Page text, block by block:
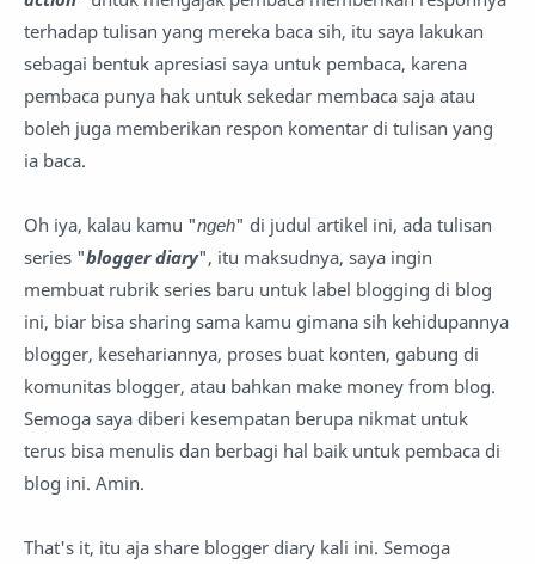
terhadap tulisan yang mereka baca sih, itu saya lakukan
sebagai bentuk apresiasi saya untuk pembaca, karena
pembaca punya hak untuk sekedar membaca saja atau
boleh juga memberikan respon komentar di tulisan yang
ia baca.
Oh iya, kalau kamu "ngeh" di judul artikel ini, ada tulisan
series "blogger diary", itu maksudnya, saya ingin
membuat rubrik series baru untuk label blogging di blog
ini, biar bisa sharing sama kamu gimana sih kehidupannya
blogger, kesehariannya, proses buat konten, gabung di
komunitas blogger, atau bahkan make money from blog.
Semoga saya diberi kesempatan berupa nikmat untuk
terus bisa menulis dan berbagi hal baik untuk pembaca di
blog ini. Amin.
That's it, itu aja share blogger diary kali ini. Semoga